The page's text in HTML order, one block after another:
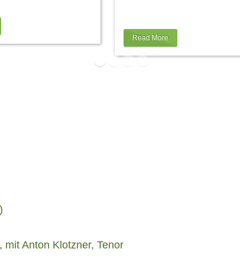
Read More
Anton Klotzner, Tenor